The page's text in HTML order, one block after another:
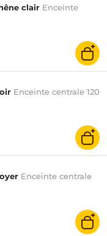
clair Enceinte
Enceinte centrale 120
Enceinte centrale